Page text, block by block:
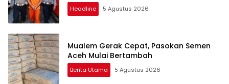
Headline 5 Agustus 2026
Mualem Gerak Cepat, Pasokan Semen
Aceh Mulai Bertambah
Berita Utama 5 Agustus 2026